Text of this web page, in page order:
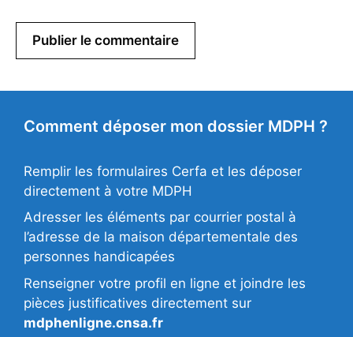
Comment déposer mon dossier MDPH ?
Remplir les formulaires Cerfa et les déposer
directement à votre MDPH
Adresser les éléments par courrier postal à
l’adresse de la maison départementale des
personnes handicapées
Renseigner votre profil en ligne et joindre les
pièces justificatives directement sur
mdphenligne.cnsa.fr